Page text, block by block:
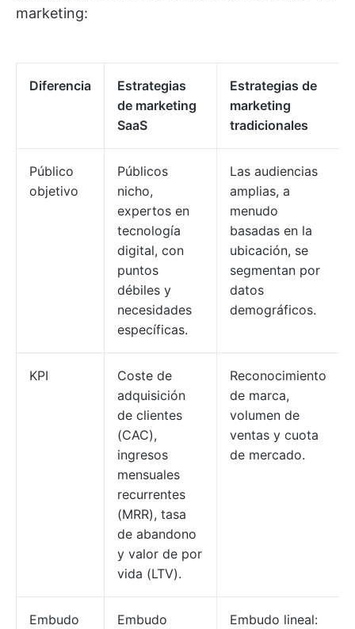
marketing:
Diferencia
Estrategias
de marketing
SaaS
Estrategias de
marketing
tradicionales
Público
objetivo
Públicos
nicho,
expertos en
tecnología
digital, con
puntos
débiles y
necesidades
específicas.
Las audiencias
amplias, a
menudo
basadas en la
ubicación, se
segmentan por
datos
demográficos.
KPI
Coste de
adquisición
de clientes
(CAC),
ingresos
mensuales
recurrentes
(MRR), tasa
de abandono
y valor de por
vida (LTV).
Reconocimiento
de marca,
volumen de
ventas y cuota
de mercado.
Embudo
Embudo
Embudo lineal: